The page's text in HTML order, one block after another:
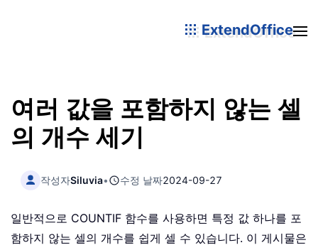
ExtendOffice
여러 값을 포함하지 않는 셀
의 개수 세기
작성자Siluvia• 수정 날짜2024-09-27
일반적으로 COUNTIF 함수를 사용하면 특정 값 하나를 포
함하지 않는 셀의 개수를 쉽게 셀 수 있습니다. 이 게시물은